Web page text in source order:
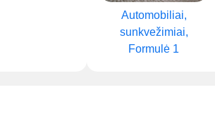
Automobiliai,
sunkvežimiai,
Formulė 1